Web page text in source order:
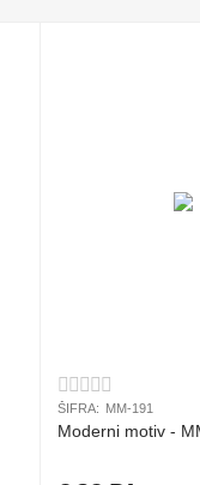
ŠIFRA: MM-191
Moderni motiv -